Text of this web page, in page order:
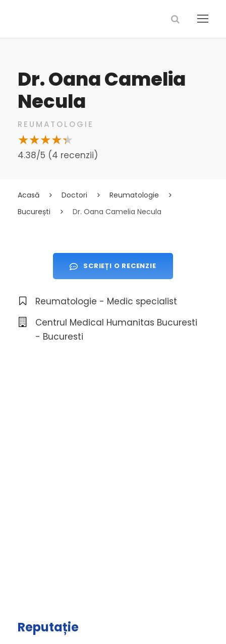
Dr. Oana Camelia
Necula
REUMATOLOGIE
4.38/5 (4 recenzii)
Acasă Doctori
Reumatologie
București
Dr. Oana Camelia Necula
SCRIEȚI O RECENZIE
Reumatologie - Medic specialist
Centrul Medical Humanitas Bucuresti
- Bucuresti
Reputație